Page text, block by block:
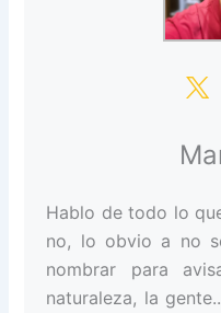
Hablo de todo lo
no, lo obvio a no
nombrar para
naturaleza, la